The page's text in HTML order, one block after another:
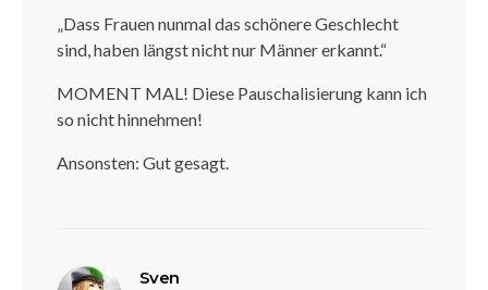
„Dass Frauen nunmal das schönere Geschlecht
sind, haben längst nicht nur Männer erkannt.“
MOMENT MAL! Diese Pauschalisierung kann ich
so nicht hinnehmen!
Ansonsten: Gut gesagt.
Sven